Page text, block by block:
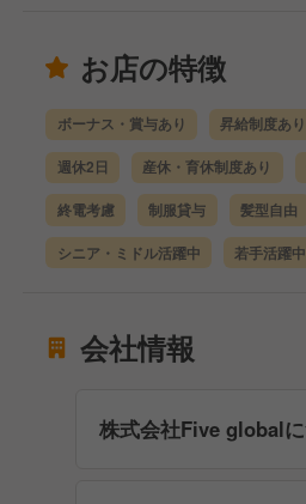
お店の特徴
ボーナス・賞与あり 昇給制度あり
週休2日 産休・育休制度あり
終電考慮 制服貸与 髪型自由
シニア・ミドル活躍中 若手活躍中
会社情報
株式会社Five global